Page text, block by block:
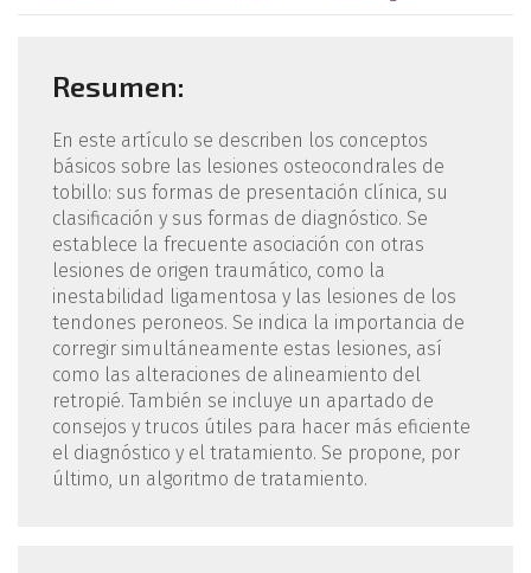
Resumen:
En este artículo se describen los conceptos
básicos sobre las lesiones osteocondrales de
tobillo: sus formas de presentación clínica, su
clasificación y sus formas de diagnóstico. Se
establece la frecuente asociación con otras
lesiones de origen traumático, como la
inestabilidad ligamentosa y las lesiones de los
tendones peroneos. Se indica la importancia de
corregir simultáneamente estas lesiones, así
como las alteraciones de alineamiento del
retropié. También se incluye un apartado de
consejos y trucos útiles para hacer más eficiente
el diagnóstico y el tratamiento. Se propone, por
último, un algoritmo de tratamiento.